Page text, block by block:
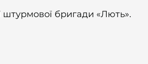
бригади «Лють».